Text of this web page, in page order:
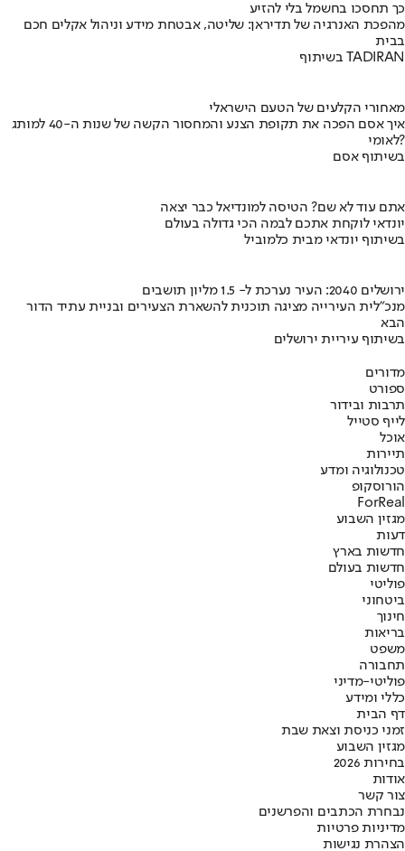
כך תחסכו בחשמל בלי להזיע
מהפכת האנרגיה של תדיראן: שליטה, אבטחת מידע וניהול אקלים חכם
בבית
בשיתוף TADIRAN
מאחורי הקלעים של הטעם הישראלי
איך אסם הפכה את תקופת הצנע והמחסור הקשה של שנות ה-40 למותג
לאומי?
בשיתוף אסם
אתם עוד לא שם? הטיסה למונדיאל כבר יצאה
יונדאי לוקחת אתכם לבמה הכי גדולה בעולם
בשיתוף יונדאי מבית כלמוביל
ירושלים 2040: העיר נערכת ל- 1.5 מליון תושבים
מנכ"לית העירייה מציגה תוכנית להשארת הצעירים ובניית עתיד הדור
הבא
בשיתוף עיריית ירושלים
מדורים
ספורט
תרבות ובידור
לייף סטייל
אוכל
תיירות
טכנולוגיה ומדע
הורוסקופ
ForReal
מגזין השבוע
דעות
חדשות בארץ
חדשות בעולם
פוליטי
ביטחוני
חינוך
בריאות
משפט
תחבורה
פוליטי-מדיני
כללי ומידע
דף הבית
זמני כניסת וצאת שבת
מגזין השבוע
בחירות 2026
אודות
צור קשר
נבחרת הכתבים והפרשנים
מדיניות פרטיות
הצהרת נגישות